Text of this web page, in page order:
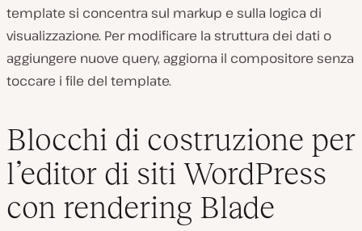
template si concentra sul markup e sulla logica di
visualizzazione. Per modificare la struttura dei dati o
aggiungere nuove query, aggiorna il compositore senza
toccare i file del template.
Blocchi di costruzione per
l’editor di siti WordPress
con rendering Blade